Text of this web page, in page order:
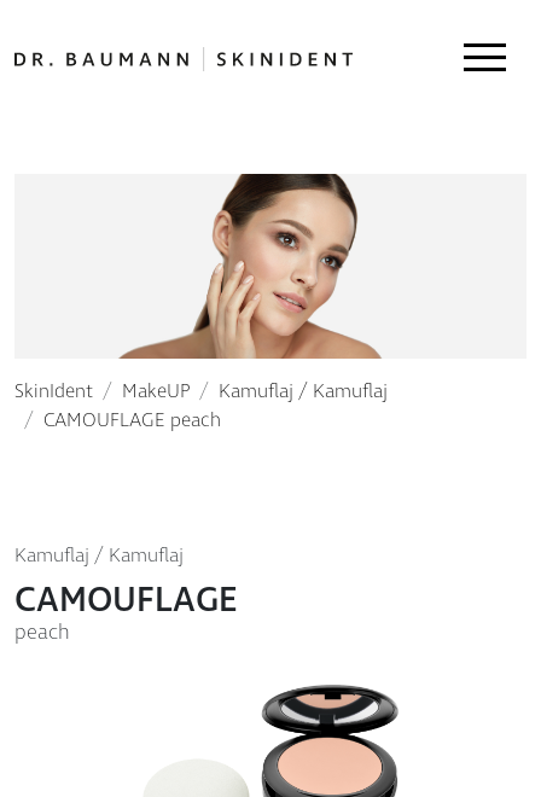
SkinIdent MakeUP
Kamuflaj / Kamuflaj
CAMOUFLAGE peach
Kamuflaj / Kamuflaj
CAMOUFLAGE
peach